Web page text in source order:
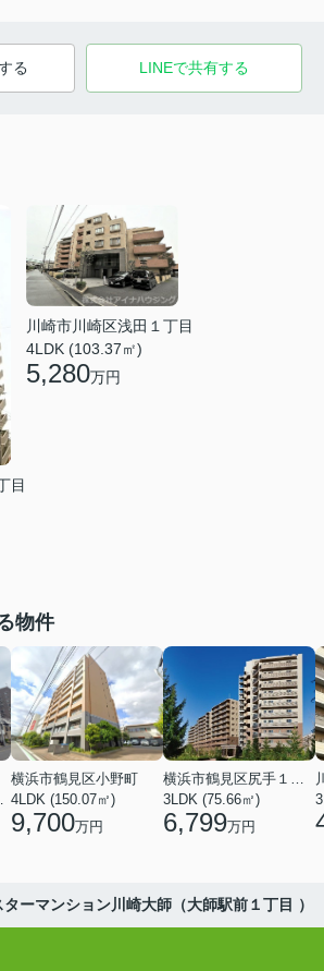
る LINEで共有する
目
川崎市川崎区浅田１丁目
4LDK (103.37㎡)
5,280万円
物件
横浜市鶴見区小野町
4LDK (150.07㎡)
9,700万円
3LDK (75.66㎡)
6,799万円
ーマンション川崎大師（大師駅前１丁目 ）